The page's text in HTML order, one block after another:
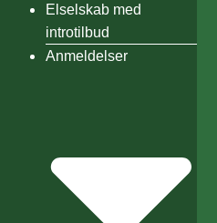
Elselskab med
introtilbud
Anmeldelser